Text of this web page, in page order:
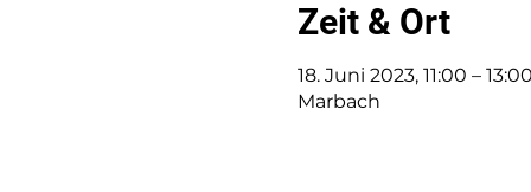
Zeit & Ort
18. Juni 2023, 11:00 –
Marbach